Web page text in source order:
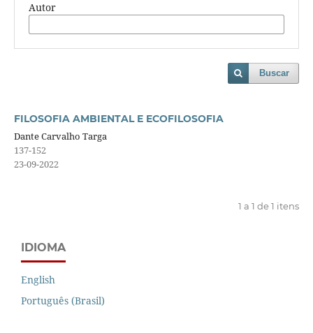
Autor
Buscar
FILOSOFIA AMBIENTAL E ECOFILOSOFIA
Dante Carvalho Targa
137-152
23-09-2022
1 a 1 de 1 itens
IDIOMA
English
Português (Brasil)